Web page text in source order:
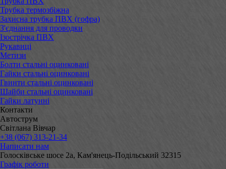
Трубка термозбіжна
Захисна трубка ПВХ (гофра)
З'єднання для проводки
Ізострічка ПВХ
Рукавиці
Метизи
Болти стальні оцинковані
Гайки стальні оцинковані
Гвинти стальні оцинковані
Шайби стальні оцинковані
Гайки латунні
Контакти
Автострум
Світлана Вівчар
+38 (067) 313-21-34
Написати нам
Голосківське шосе 2а, Кам'янець-Подільський 32315
Графік роботи